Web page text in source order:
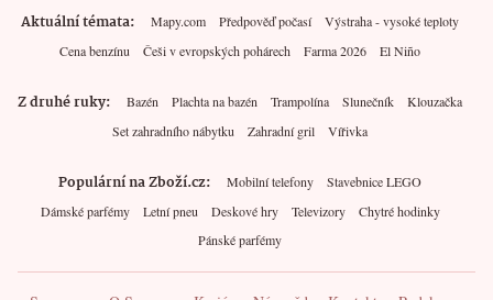
Aktuální témata Mapy.com Předpověď počasí
Výstraha - vysoké teploty
Cena benzínu
Češi v evropských pohárech Farma 2026 El Niño
Z druhé ruky Bazén Plachta na bazén Trampolína Slunečník
Klouzačka
Set zahradního nábytku
Zahradní gril Vířivka
Populární na Zboží.cz Mobilní telefony
Stavebnice LEGO
Dámské parfémy
Letní pneu Deskové hry Televizory
Chytré hodinky
Pánské parfémy